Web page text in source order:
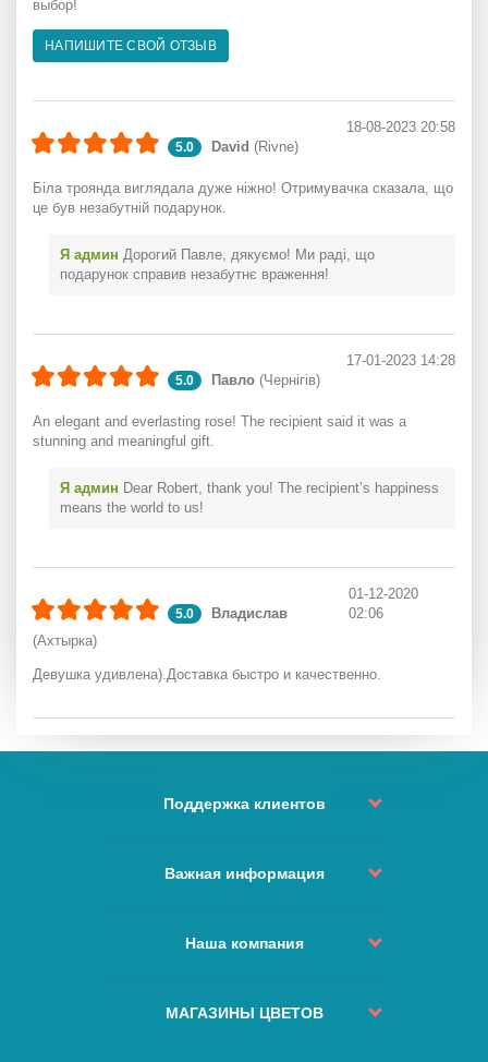
выбор!
НАПИШИТЕ СВОЙ ОТЗЫВ
5.0 David (Rivne)
18-08-2023 20:58
Біла троянда виглядала дуже ніжно! Отримувачка сказала, що
це був незабутній подарунок.
Я админ Дорогий Павле, дякуємо! Ми раді, що
подарунок справив незабутнє враження!
5.0 Павло (Чернігів)
17-01-2023 14:28
An elegant and everlasting rose! The recipient said it was a
stunning and meaningful gift.
Я админ Dear Robert, thank you! The recipient’s happiness
means the world to us!
5.0
Владислав
(Ахтырка)
01-12-2020
02:06
Девушка удивлена).Доставка быстро и качественно.
Поддержка клиентов
Контакты
Изменить или отменить заказ?
Важная информация
Условия использования
Безопасная оплата
Наша компания
Города доставок
МАГАЗИНЫ ЦВЕТОВ